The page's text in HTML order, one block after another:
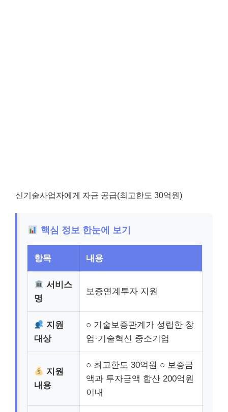
신기술사업자에게 자금 공급(최고한도 30억원)
핵심 정보 한눈에 보기
항목 내용
서비스
명
보증연계투자 지원
지원
대상
○ 기술보증관계가 성립한 창
업·기술혁신 중소기업
지원
내용
○ 최고한도 30억원 ○ 보증금
액과 투자금액 합산 200억원
이내